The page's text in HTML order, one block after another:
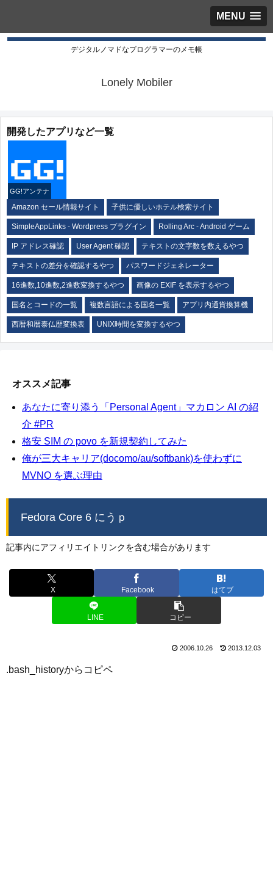
MENU
デジタルノマドなプログラマーのメモ帳
Lonely Mobiler
開発したアプリなど一覧
GG!アンテナ
Amazon セール情報サイト 子供に優しいホテル検索サイト
SimpleAppLinks - Wordpress プラグイン Rolling Arc - Android ゲーム
IP アドレス確認 User Agent 確認 テキストの文字数を数えるやつ
テキストの差分を確認するやつ パスワードジェネレーター
16進数,10進数,2進数変換するやつ 画像の EXIF を表示するやつ
国名とコードの一覧 複数言語による国名一覧 アプリ内通貨換算機
西暦和暦泰仏歴変換表 UNIX時間を変換するやつ
オススメ記事
あなたに寄り添う「Personal Agent」マカロン AI の紹
介 #PR
格安 SIM の povo を新規契約してみた
俺が三大キャリア(docomo/au/softbank)を使わずに
MVNO を選ぶ理由
Fedora Core 6 にうｐ
記事内にアフィリエイトリンクを含む場合があります
X Facebook はてブ
LINE コピー
2006.10.26 2013.12.03
.bash_historyからコピペ